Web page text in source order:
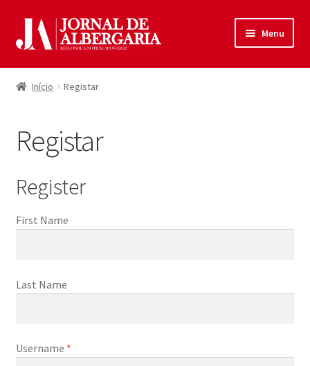
para
Saltar
para
Menu
Início
Política de Privacidade
Termos e Condições
Contactos
Registar
Início Registar
Registar
Register
First Name
Last Name
Username *